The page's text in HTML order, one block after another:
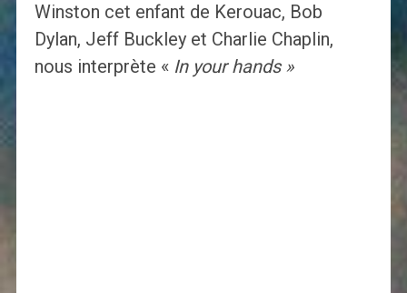
Winston cet enfant de Kerouac, Bob
Dylan, Jeff Buckley et Charlie Chaplin,
nous interprète « In your hands »